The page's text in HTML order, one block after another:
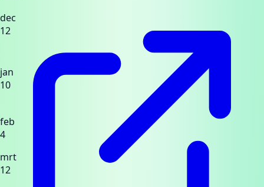
dec
12
jan
10
feb
4
mrt
12